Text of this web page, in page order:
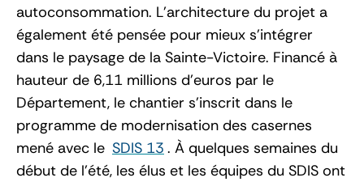
autoconsommation. L’architecture du projet a
également été pensée pour mieux s’intégrer
dans le paysage de la Sainte-Victoire. Financé à
hauteur de 6,11 millions d’euros par le
Département, le chantier s’inscrit dans le
programme de modernisation des casernes
mené avec le SDIS 13 . À quelques semaines du
début de l’été, les élus et les équipes du SDIS ont